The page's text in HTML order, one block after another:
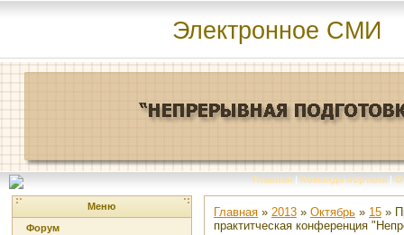
Электронное СМИ
Главная | Команда портала | О
Меню
Форум
Главная » 2013 » Октябрь » 15 »
практитческая конференция